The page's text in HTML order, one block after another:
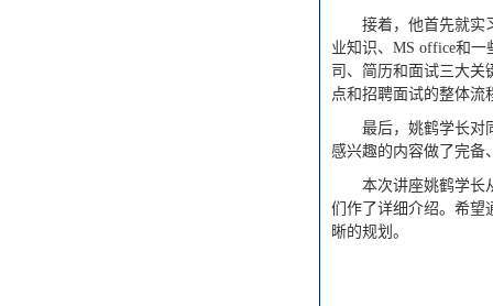
接着，他首先就实
业知识、MS office和
司、简历和面试三大关
点和招聘面试的整体流
最后，姚鹤学长对
感兴趣的内容做了完备
本次讲座姚鹤学长
们作了详细介绍。希望
晰的规划。